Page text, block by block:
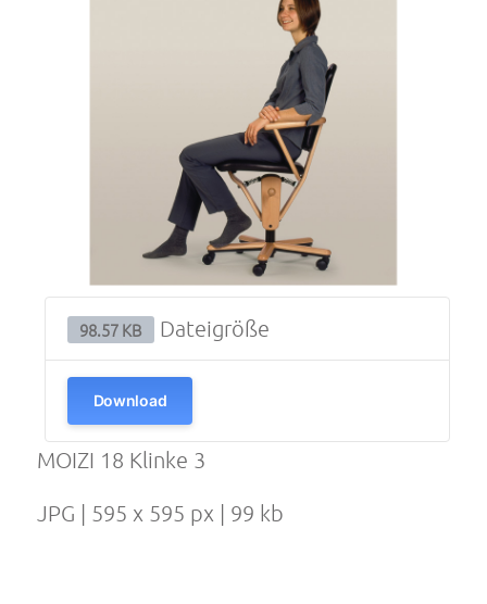
98.57 KB Dateigröße
Download
MOIZI 18 Klinke 3
JPG | 595 x 595 px | 99 kb